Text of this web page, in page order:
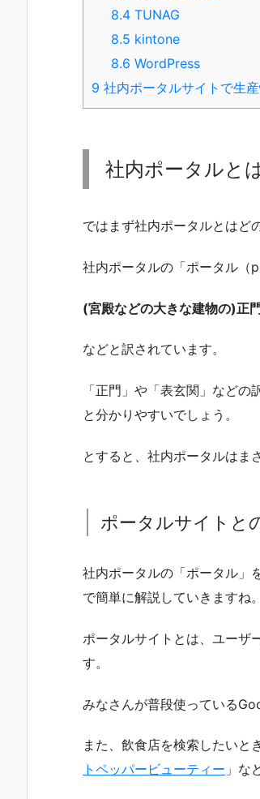
8.4 TUNAG
8.5 kintone
8.6 WordPress
9 社内ポータルサイトで生
社内ポータルと
ではまず社内ポータルとはど
社内ポータルの「ポータル（
(宮殿などの大きな建物の)正
などと訳されています。
「正門」や「表玄関」など
と分かりやすいでしょう。
とすると、社内ポータルはま
ポータルサイトと
社内ポータルの「ポータル」
で簡単に解説していきますね。
ポータルサイトとは、ユーザ
す。
みなさんが普段使っている
また、飲食店を検索したいと
トペッパービューティー 」な